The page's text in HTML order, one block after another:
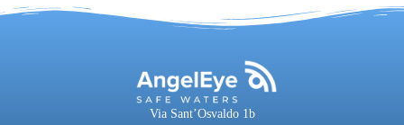
Via Sant’Osvaldo 1b